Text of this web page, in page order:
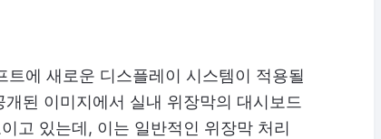
에 새로운 디스플레이 시스템이 적용될
된 이미지에서 실내 위장막의 대시보드
고 있는데, 이는 일반적인 위장막 처리